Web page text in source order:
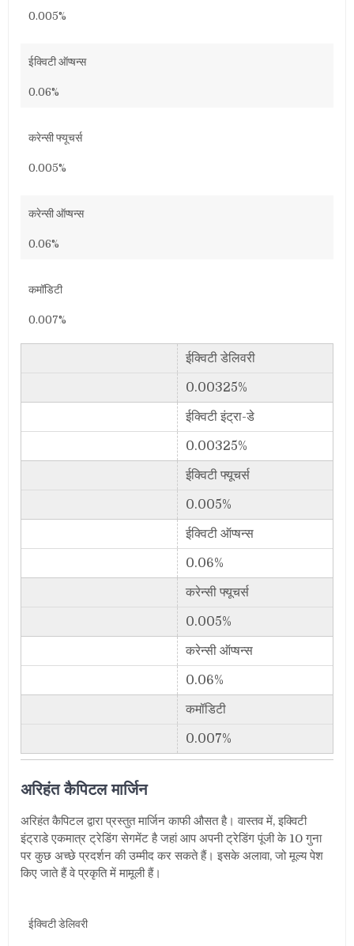
0.005%
ईक्विटी ऑप्षन्स
0.06%
करेन्सी फ्यूचर्स
0.005%
करेन्सी ऑप्षन्स
0.06%
कमॉडिटी
0.007%
ईक्विटी डेलिवरी
0.00325%
ईक्विटी इंट्रा-डे
0.00325%
ईक्विटी फ्यूचर्स
0.005%
ईक्विटी ऑप्षन्स
0.06%
करेन्सी फ्यूचर्स
0.005%
करेन्सी ऑप्षन्स
0.06%
कमॉडिटी
0.007%
अरिहंत कैपिटल मार्जिन
अरिहंत कैपिटल द्वारा प्रस्तुत मार्जिन काफी औसत है। वास्तव में,इक्विटी
इंट्राडे एकमात्र ट्रेडिंग सेगमेंट है जहां आप अपनी ट्रेडिंग पूंजी के 10 गुना
पर कुछ अच्छे प्रदर्शन की उम्मीद कर सकते हैं। इसके अलावा,जो मूल्य पेश
किए जाते हैं वे प्रकृति में मामूली हैं।
ईक्विटी डेलिवरी